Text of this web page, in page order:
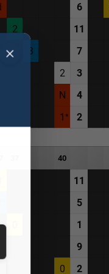
6
2 11
3 7
2 3
N 4
1 2
40
11
5
1
9
0 2